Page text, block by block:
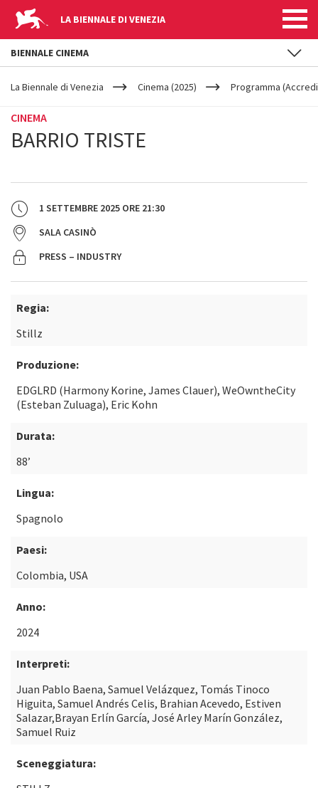
LA BIENNALE DI VENEZIA
YOUR
ARE
La Biennale di Venezia Cinema (2025) Programma
CINEMA
BARRIO TRISTE
1 SETTEMBRE 2025 ORE 21:30
SALA CASINÒ
PRESS – INDUSTRY
Regia:
Stillz
Produzione:
EDGLRD (Harmony Korine, James Clauer), WeOwntheCity
(Esteban Zuluaga), Eric Kohn
Durata:
88’
Lingua:
Spagnolo
Paesi:
Colombia, USA
Anno:
2024
Interpreti:
Juan Pablo Baena, Samuel Velázquez, Tomás Tinoco
Higuita, Samuel Andrés Celis, Brahian Acevedo, Estiven
Salazar,Brayan Erlín García, José Arley Marín González,
Samuel Ruiz
Sceneggiatura:
BIENNALE CINEMA